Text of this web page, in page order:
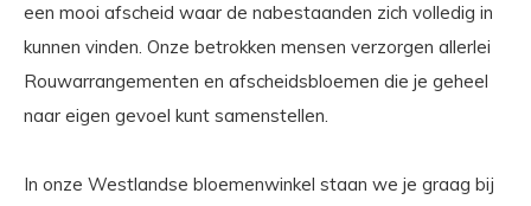
een mooi afscheid waar de nabestaanden zich volledig in
kunnen vinden. Onze betrokken mensen verzorgen allerlei
Rouwarrangementen en afscheidsbloemen die je geheel
naar eigen gevoel kunt samenstellen.
In onze Westlandse bloemenwinkel staan we je graag bij